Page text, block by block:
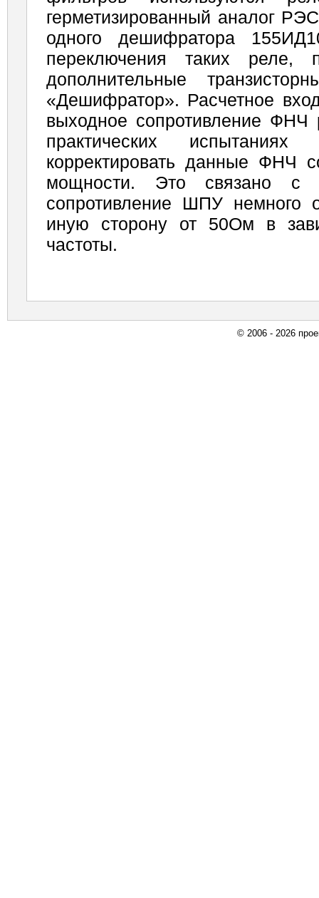
герметизированный аналог
одного дешифратора
переключения таких реле,
дополнительные
«Дешифратор». Расчетное
выходное сопротив­ление
практических
корректировать данные ФНЧ
мощности. Это связано с
сопротивление ШПУ немного
иную сторону от 50Ом в
частоты.
© 2006 - 2026